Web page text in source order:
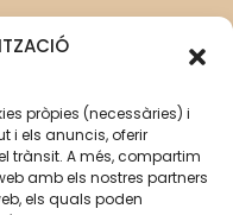
pròpies (necessàries) i
i els anuncis, oferir
trànsit. A més, compartim
amb els nostres partners
els quals poden